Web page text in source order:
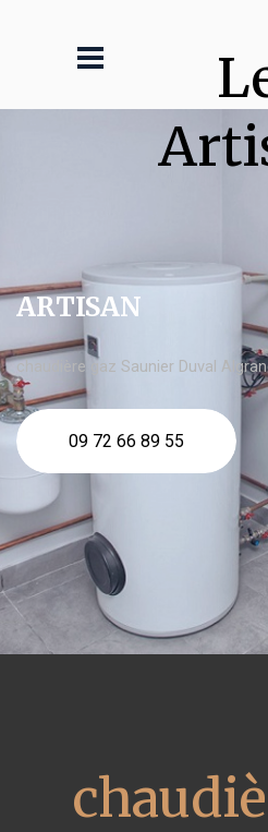
ARTISAN
chaudière gaz Saunier Duval
09 72 66 89 55